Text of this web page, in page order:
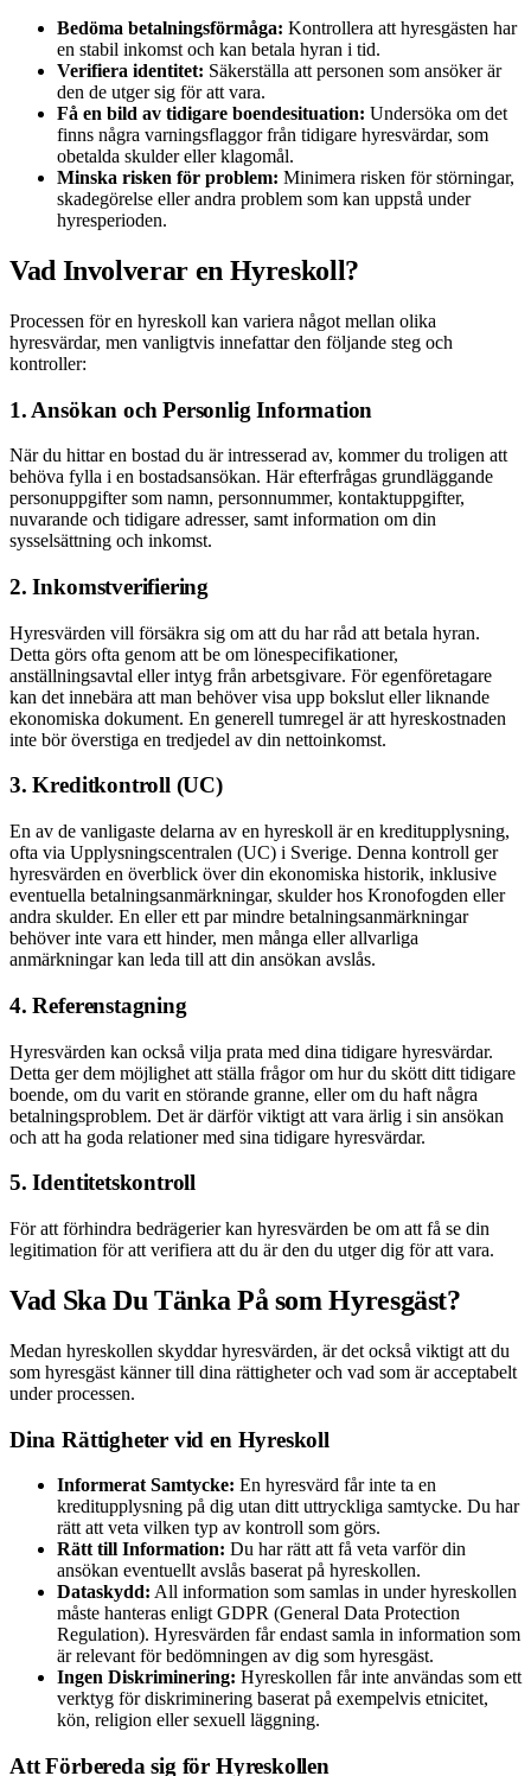
Bedöma betalningsförmåga: Kontrollera att hyresgästen har
en stabil inkomst och kan betala hyran i tid.
Verifiera identitet: Säkerställa att personen som ansöker är
den de utger sig för att vara.
Få en bild av tidigare boendesituation: Undersöka om det
finns några varningsflaggor från tidigare hyresvärdar, som
obetalda skulder eller klagomål.
Minska risken för problem: Minimera risken för störningar,
skadegörelse eller andra problem som kan uppstå under
hyresperioden.
Vad Involverar en Hyreskoll?
Processen för en hyreskoll kan variera något mellan olika
hyresvärdar, men vanligtvis innefattar den följande steg och
kontroller:
1. Ansökan och Personlig Information
När du hittar en bostad du är intresserad av, kommer du troligen att
behöva fylla i en bostadsansökan. Här efterfrågas grundläggande
personuppgifter som namn, personnummer, kontaktuppgifter,
nuvarande och tidigare adresser, samt information om din
sysselsättning och inkomst.
2. Inkomstverifiering
Hyresvärden vill försäkra sig om att du har råd att betala hyran.
Detta görs ofta genom att be om lönespecifikationer,
anställningsavtal eller intyg från arbetsgivare. För egenföretagare
kan det innebära att man behöver visa upp bokslut eller liknande
ekonomiska dokument. En generell tumregel är att hyreskostnaden
inte bör överstiga en tredjedel av din nettoinkomst.
3. Kreditkontroll (UC)
En av de vanligaste delarna av en hyreskoll är en kreditupplysning,
ofta via Upplysningscentralen (UC) i Sverige. Denna kontroll ger
hyresvärden en överblick över din ekonomiska historik, inklusive
eventuella betalningsanmärkningar, skulder hos Kronofogden eller
andra skulder. En eller ett par mindre betalningsanmärkningar
behöver inte vara ett hinder, men många eller allvarliga
anmärkningar kan leda till att din ansökan avslås.
4. Referenstagning
Hyresvärden kan också vilja prata med dina tidigare hyresvärdar.
Detta ger dem möjlighet att ställa frågor om hur du skött ditt tidigare
boende, om du varit en störande granne, eller om du haft några
betalningsproblem. Det är därför viktigt att vara ärlig i sin ansökan
och att ha goda relationer med sina tidigare hyresvärdar.
5. Identitetskontroll
För att förhindra bedrägerier kan hyresvärden be om att få se din
legitimation för att verifiera att du är den du utger dig för att vara.
Vad Ska Du Tänka På som Hyresgäst?
Medan hyreskollen skyddar hyresvärden, är det också viktigt att du
som hyresgäst känner till dina rättigheter och vad som är acceptabelt
under processen.
Dina Rättigheter vid en Hyreskoll
Informerat Samtycke: En hyresvärd får inte ta en
kreditupplysning på dig utan ditt uttryckliga samtycke. Du har
rätt att veta vilken typ av kontroll som görs.
Rätt till Information: Du har rätt att få veta varför din
ansökan eventuellt avslås baserat på hyreskollen.
Dataskydd: All information som samlas in under hyreskollen
måste hanteras enligt GDPR (General Data Protection
Regulation). Hyresvärden får endast samla in information som
är relevant för bedömningen av dig som hyresgäst.
Ingen Diskriminering: Hyreskollen får inte användas som ett
verktyg för diskriminering baserat på exempelvis etnicitet,
kön, religion eller sexuell läggning.
Att Förbereda sig för Hyreskollen